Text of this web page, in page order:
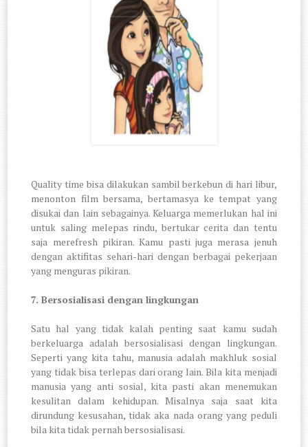
Quality time bisa dilakukan sambil berkebun di hari libur,
menonton film bersama, bertamasya ke tempat yang
disukai dan lain sebagainya. Keluarga memerlukan hal ini
untuk saling melepas rindu, bertukar cerita dan tentu
saja merefresh pikiran. Kamu pasti juga merasa jenuh
dengan aktifitas sehari-hari dengan berbagai pekerjaan
yang menguras pikiran.
7.Bersosialisasi dengan lingkungan
Satu hal yang tidak kalah penting saat kamu sudah
berkeluarga adalah bersosialisasi dengan lingkungan.
Seperti yang kita tahu, manusia adalah makhluk sosial
yang tidak bisa terlepas dari orang lain. Bila kita menjadi
manusia yang anti sosial, kita pasti akan menemukan
kesulitan dalam kehidupan. Misalnya saja saat kita
dirundung kesusahan, tidak aka nada orang yang peduli
bila kita tidak pernah bersosialisasi.